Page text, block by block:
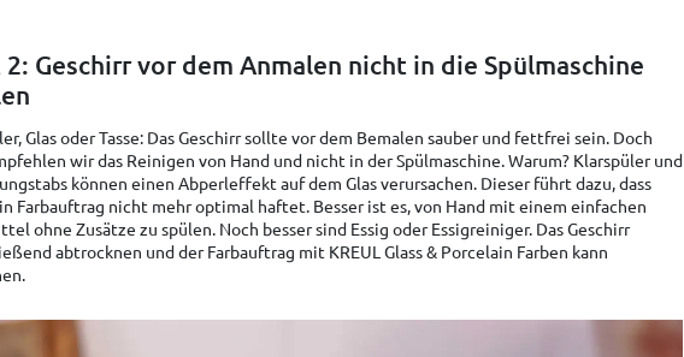
2: Geschirr vor dem Anmalen nicht in die Spülmaschine
Glas oder Tasse: Das Geschirr sollte vor dem Bemalen sauber und fettfrei sein. Doch
wir das Reinigen von Hand und nicht in der Spülmaschine. Warum? Klarspüler und
können einen Abperleffekt auf dem Glas verursachen. Dieser führt dazu, dass
Farbauftrag nicht mehr optimal haftet. Besser ist es, von Hand mit einem einfachen
ohne Zusätze zu spülen. Noch besser sind Essig oder Essigreiniger. Das Geschirr
abtrocknen und der Farbauftrag mit KREUL Glass & Porcelain Farben kann